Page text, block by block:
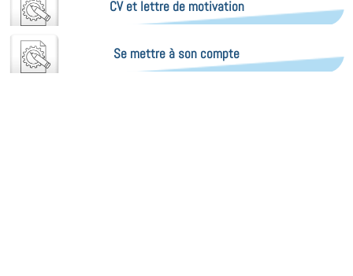
CV et lettre de motivation
Se mettre à son compte